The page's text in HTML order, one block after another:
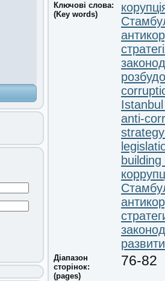
Ключові слова:
(Key words)
anti-
Діапазон
сторінок:
(pages)
76-82